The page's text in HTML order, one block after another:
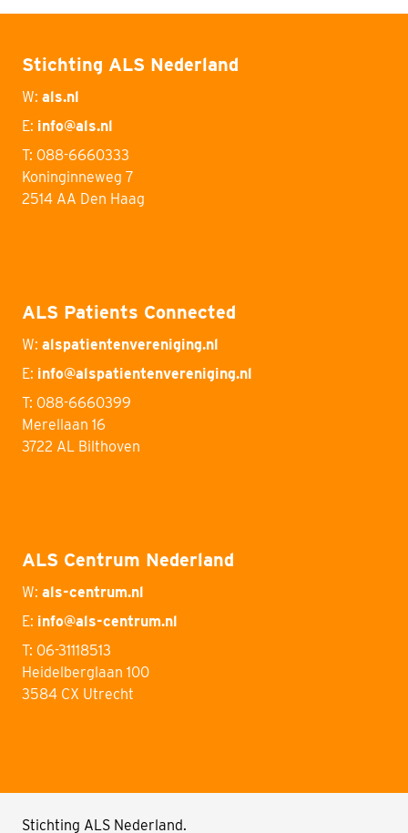
Stichting ALS Nederland
W: als.nl
E: info@als.nl
T: 088-6660333
Koninginneweg 7
2514 AA Den Haag
ALS Patients Connected
W: alspatientenvereniging.nl
E: info@alspatientenvereniging.nl
T: 088-6660399
Merellaan 16
3722 AL Bilthoven
ALS Centrum Nederland
W: als-centrum.nl
E: info@als-centrum.nl
T: 06-31118513
Heidelberglaan 100
3584 CX Utrecht
Stichting ALS Nederland.